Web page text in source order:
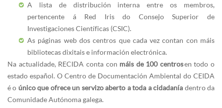
A lista de distribución interna entre os membros,
pertencente á Red Iris do Consejo Superior de
Investigaciones Científicas (CSIC).
As páginas web dos centros que cada vez contan con máis
bibliotecas dixitais e información electrónica.
Na actualidade, RECIDA conta con máis de 100 centrosen todo o
estado español. O Centro de Documentación Ambiental do CEIDA
é o único que ofrece un servizo aberto a toda a cidadanía dentro da
Comunidade Autónoma galega.